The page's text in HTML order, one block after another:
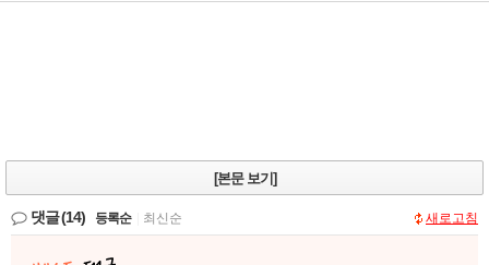
[본문 보기]
댓글(14) 등록순 최신순 새로고침